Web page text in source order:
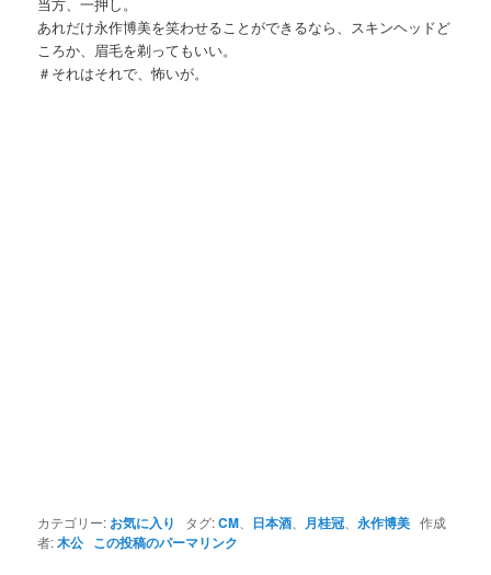
あれだけ永作博美を笑わせることができるなら、スキンヘッドど
ころか、眉毛を剃ってもいい。
＃それはそれで、怖いが。
カテゴリー: お気に入り タグ:CM、 日本酒、 月桂冠、永作博美 作成
者:木公 この投稿のパーマリンク